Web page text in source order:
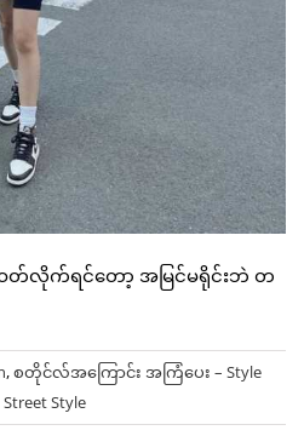
တွဲဝတ်လိုက်ရင်တော့ အမြင်မရိုင်းဘဲ တ
,စတိုင်လ်အကြောင်း အကြံပေး – Style
Style